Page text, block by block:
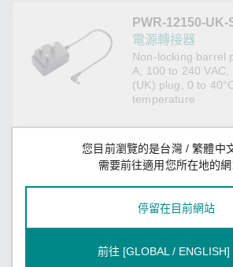
PWR-12150-UK-
電源轉接器
Non-locking barrel
A, 100 to 240 VAC,
(UK) plug, 0 to
temperature
Input Power Parameters
100 to 240 VAC (50
Warranty Period 1 years
您目前瀏覽的是台灣 / 繁體中
需要前往適用您所在地的網
停留在目前網站
前往 [GLOBAL / ENGLISH]